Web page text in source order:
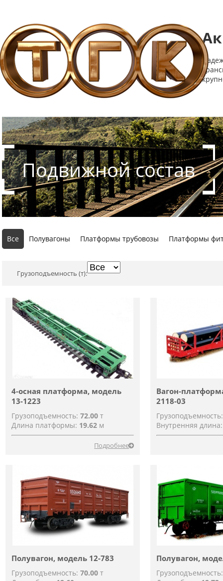
Подвижной состав
Все Полувагоны Платформы трубовозы Платформы
Грузоподъемность (т):
4-осная платформа, модель
13-1223
Грузоподъемность:72.00 т
Длина платформы: 19.62 м
Подробнее
Вагон-
2118-03
Внутренняя
Полувагон, модель 12-783
Грузоподъемность:70.00 т
Полувагон,